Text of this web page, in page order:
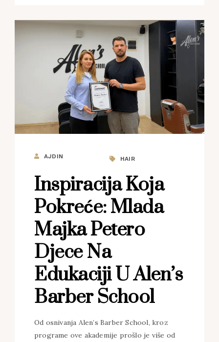
AJDIN HAIR
Inspiracija Koja
Pokreće: Mlada
Majka Petero
Djece Na
Edukaciji U Alen’s
Barber School
Od osnivanja Alen’s Barber School, kroz
programe ove akademije prošlo je više od